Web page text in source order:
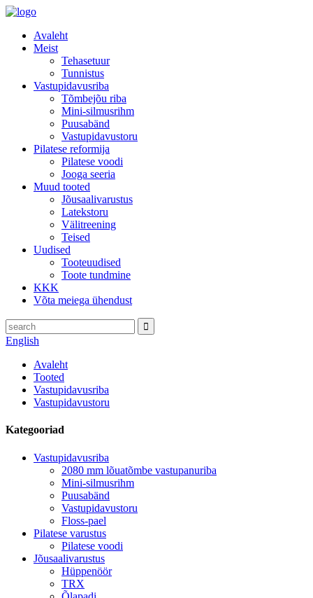
Avaleht
Meist
Tehasetuur
Tunnistus
Vastupidavusriba
Tõmbejõu riba
Mini-silmusrihm
Puusabänd
Vastupidavustoru
Pilatese reformija
Pilatese voodi
Jooga seeria
Muud tooted
Jõusaalivarustus
Latekstoru
Välitreening
Teised
Uudised
Tooteuudised
Toote tundmine
KKK
Võta meiega ühendust
English
Avaleht
Tooted
Vastupidavusriba
Vastupidavustoru
Kategooriad
Vastupidavusriba
2080 mm lõuatõmbe vastupanuriba
Mini-silmusrihm
Puusabänd
Vastupidavustoru
Floss-pael
Pilatese varustus
Pilatese voodi
Jõusaalivarustus
Hüppenöör
TRX